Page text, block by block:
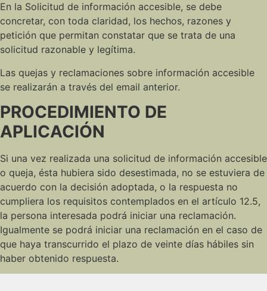
En la Solicitud de información accesible, se debe
concretar, con toda claridad, los hechos, razones y
petición que permitan constatar que se trata de una
solicitud razonable y legítima.
Las quejas y reclamaciones sobre información accesible
se realizarán a través del email anterior.
PROCEDIMIENTO DE
APLICACIÓN
Si una vez realizada una solicitud de información accesible
o queja, ésta hubiera sido desestimada, no se estuviera de
acuerdo con la decisión adoptada, o la respuesta no
cumpliera los requisitos contemplados en el artículo 12.5,
la persona interesada podrá iniciar una reclamación.
Igualmente se podrá iniciar una reclamación en el caso de
que haya transcurrido el plazo de veinte días hábiles sin
haber obtenido respuesta.